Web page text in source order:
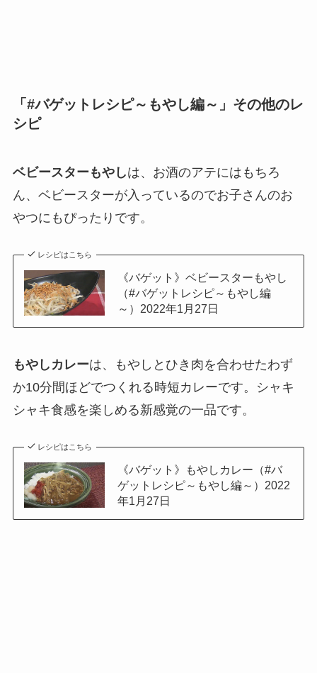
「#バゲットレシピ～もやし編～」その他のレ
シピ
ベビースターもやしは、お酒のアテにはもちろ
ん、ベビースターが入っているのでお子さんのお
やつにもぴったりです。
レシピはこちら
《バゲット》ベビースターもやし
（#バゲットレシピ～もやし編
～）2022年1月27日
もやしカレーは、もやしとひき肉を合わせたわず
か10分間ほどでつくれる時短カレーです。シャキ
シャキ食感を楽しめる新感覚の一品です。
レシピはこちら
《バゲット》もやしカレー（#バ
ゲットレシピ～もやし編～）2022
年1月27日